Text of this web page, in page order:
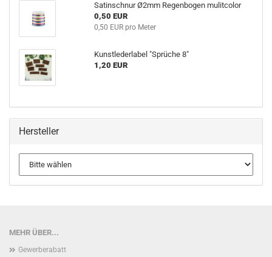
Satinschnur Ø2mm Regenbogen mulitcolor
0,50 EUR
0,50 EUR pro Meter
Kunstlederlabel "Sprüche 8"
1,20 EUR
Hersteller
MEHR ÜBER...
Gewerberabatt